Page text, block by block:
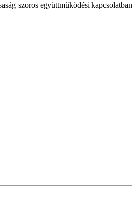
szoros együttműködési kapcsolatban